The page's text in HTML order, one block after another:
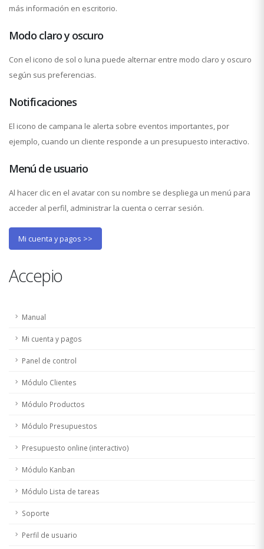
más información en escritorio.
Modo claro y oscuro
Con el icono de sol o luna puede alternar entre modo claro y oscuro
según sus preferencias.
Notificaciones
El icono de campana le alerta sobre eventos importantes, por
ejemplo, cuando un cliente responde a un presupuesto interactivo.
Menú de usuario
Al hacer clic en el avatar con su nombre se despliega un menú para
acceder al perfil, administrar la cuenta o cerrar sesión.
Mi cuenta y pagos >>
Accepio
Manual
Mi cuenta y pagos
Panel de control
Módulo Clientes
Módulo Productos
Módulo Presupuestos
Presupuesto online (interactivo)
Módulo Kanban
Módulo Lista de tareas
Soporte
Perfil de usuario